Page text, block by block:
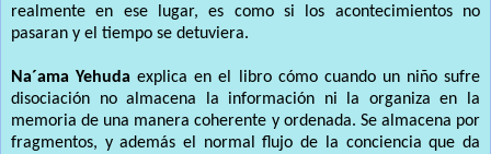
realmente en ese lugar, es como si los acontecimientos no
pasaran y el tiempo se detuviera.
Na´ama Yehuda explica en el libro cómo cuando un niño sufre
disociación no almacena la información ni la organiza en la
memoria de una manera coherente y ordenada. Se almacena por
fragmentos, y además el normal flujo de la conciencia que da